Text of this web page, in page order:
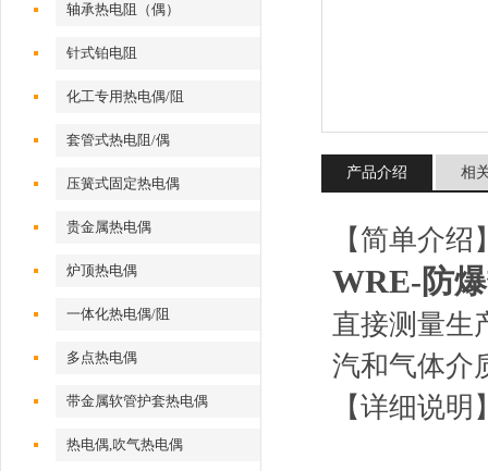
轴承热电阻（偶）
针式铂电阻
化工专用热电偶/阻
套管式热电阻/偶
压簧式固定热电偶
贵金属热电偶
炉顶热电偶
一体化热电偶/阻
多点热电偶
带金属软管护套热电偶
热电偶,吹气热电偶
产品介绍 相
【简单介绍
WRE-防
直接测量生
汽和气体介
【详细说明